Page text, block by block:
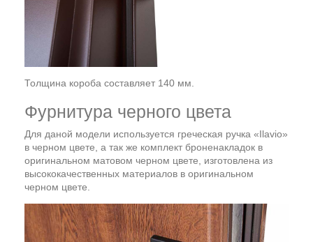
Толщина короба составляет 140 мм.
Фурнитура черного цвета
Для даной модели используется греческая ручка «Ilavio»
в черном цвете, а так же комплект броненакладок в
оригинальном матовом черном цвете, изготовлена из
высококачественных материалов в оригинальном
черном цвете.